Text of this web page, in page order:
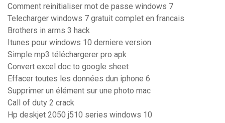
Comment reinitialiser mot de passe windows 7
Telecharger windows 7 gratuit complet en francais
Brothers in arms 3 hack
Itunes pour windows 10 derniere version
Simple mp3 téléchargerer pro apk
Convert excel doc to google sheet
Effacer toutes les données dun iphone 6
Supprimer un élément sur une photo mac
Call of duty 2 crack
Hp deskjet 2050 j510 series windows 10